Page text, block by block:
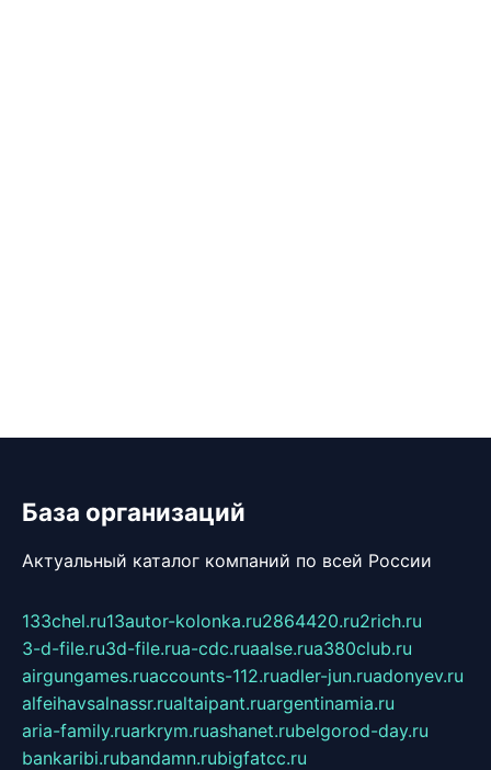
База организаций
Актуальный каталог компаний по всей России
133chel.ru13autor-kolonka.ru2864420.ru2rich.ru
3-d-file.ru3d-file.rua-cdc.ruaalse.rua380club.ru
airgungames.ruaccounts-112.ruadler-jun.ruadonyev.ru
alfeihavsalnassr.rualtaipant.ruargentinamia.ru
aria-family.ruarkrym.ruashanet.rubelgorod-day.ru
bankaribi.rubandamn.rubigfatcc.ru